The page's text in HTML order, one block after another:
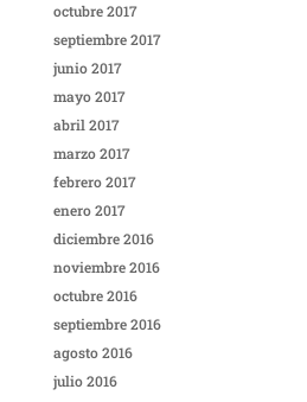
octubre 2017
septiembre 2017
junio 2017
mayo 2017
abril 2017
marzo 2017
febrero 2017
enero 2017
diciembre 2016
noviembre 2016
octubre 2016
septiembre 2016
agosto 2016
julio 2016